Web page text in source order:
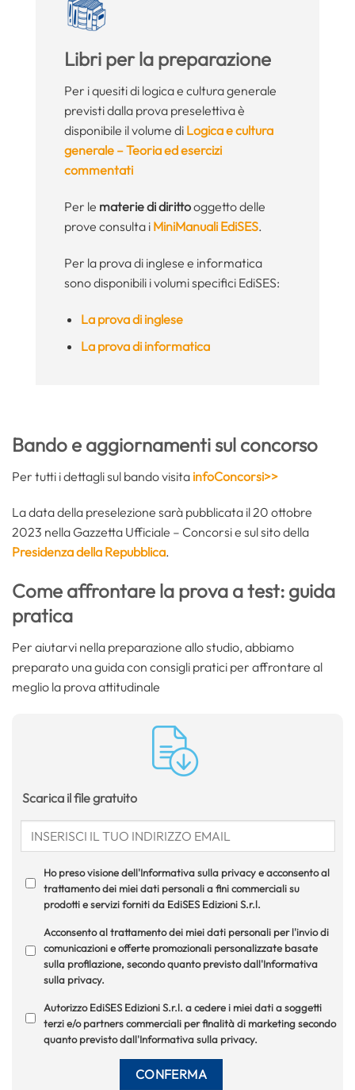
Libri per la preparazione
Per i quesiti di logica e cultura generale
previsti dalla prova preselettiva è
disponibile il volume di Logica e cultura
generale – Teoria ed esercizi
commentati
Per le materie di dirittooggetto delle
prove consulta i MiniManuali EdiSES.
Per la prova di inglese e informatica
sono disponibili i volumi specifici EdiSES:
La prova di inglese
La prova di informatica
Bando e aggiornamenti sul concorso
Per tutti i dettagli sul bando visita infoConcorsi>>
La data della preselezione sarà pubblicata il 20 ottobre
2023 nella Gazzetta Ufficiale – Concorsi e sul sito della
Presidenza della Repubblica.
Come affrontare la prova a test: guida
pratica
Per aiutarvi nella preparazione allo studio, abbiamo
preparato una guida con consigli pratici per affrontare al
meglio la prova attitudinale
Scarica il file gratuito
Ho preso visione dell'Informativa sulla privacy e acconsento al
trattamento dei miei dati personali a fini commerciali su
prodotti e servizi forniti da EdiSES Edizioni S.r.l.
Acconsento al trattamento dei miei dati personali per l'invio di
comunicazioni e offerte promozionali personalizzate basate
sulla profilazione, secondo quanto previsto dall'Informativa
sulla privacy.
Autorizzo EdiSES Edizioni S.r.l. a cedere i miei dati a soggetti
terzi e/o partners commerciali per finalità di marketing secondo
quanto previsto dall'Informativa sulla privacy.